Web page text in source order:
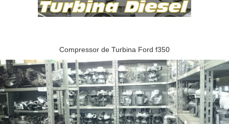
Compressor de Turbina Ford f350